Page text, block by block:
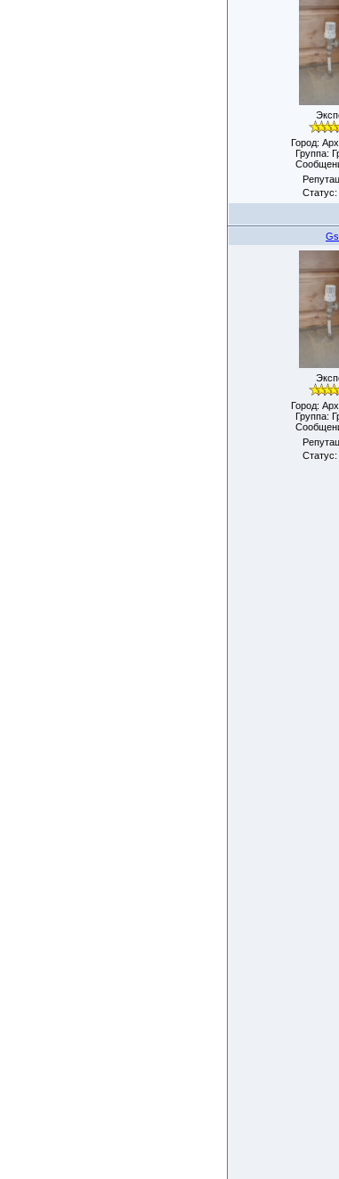
Город:
Группа:
Статус:
Город:
Группа:
Статус: